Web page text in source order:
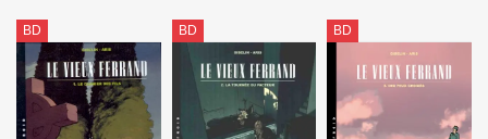
BD BD BD